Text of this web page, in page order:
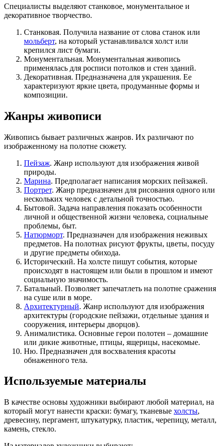
Специалисты выделяют станковое, монументальное и
декоративное творчество.
Станковая. Получила название от слова станок или
мольберт, на который устанавливался холст или
крепился лист бумаги.
Монументальная. Монументальная живопись
применялась для росписи потолков и стен зданий.
Декоративная. Предназначена для украшения. Ее
характеризуют яркие цвета, продуманные формы и
композиции.
Жанры живописи
Живопись бывает различных жанров. Их различают по
изображенному на полотне сюжету.
Пейзаж. Жанр используют для изображения живой
природы.
Марина. Предполагает написания морских пейзажей.
Портрет. Жанр предназначен для рисования одного или
нескольких человек с детальной точностью.
Бытовой. Задача направления показать особенности
личной и общественной жизни человека, социальные
проблемы, быт.
Натюрморт. Предназначен для изображения неживых
предметов. На полотнах рисуют фрукты, цветы, посуду
и другие предметы обихода.
Исторический. На холсте пишут события, которые
происходят в настоящем или были в прошлом и имеют
социальную значимость.
Батальный. Позволяет запечатлеть на полотне сражения
на суше или в море.
Архитектурный. Жанр используют для изображения
архитектуры (городские пейзажи, отдельные здания и
сооружения, интерьеры дворцов).
Анималистика. Основные герои полотен – домашние
или дикие животные, птицы, ящерицы, насекомые.
Ню. Предназначен для восхваления красоты
обнаженного тела.
Используемые материалы
В качестве основы художники выбирают любой материал, на
который могут нанести краски: бумагу, тканевые холсты,
древесину, пергамент, штукатурку, пластик, черепицу, металл,
камень, стекло.